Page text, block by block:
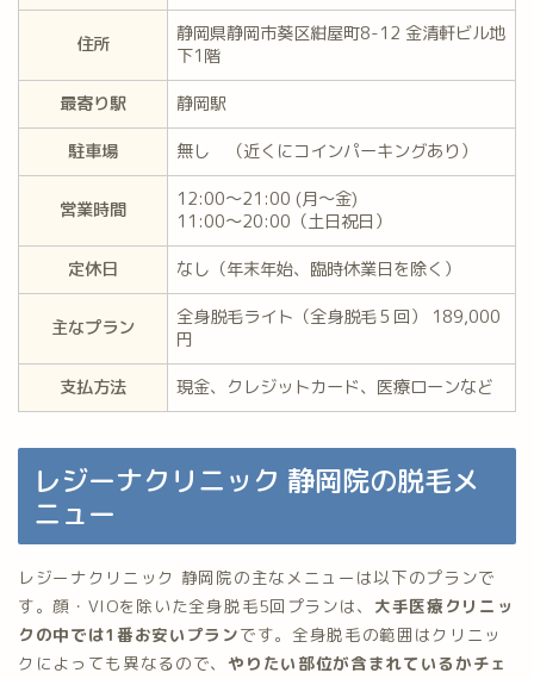
住所
静岡県静岡市葵区紺屋町8-12 金清軒ビル地
下1階
最寄り駅
静岡駅
駐車場
無し （近くにコインパーキングあり）
営業時間
12:00〜21:00 (月～金)
11:00〜20:00（土日祝日）
定休日
なし（年末年始、臨時休業日を除く）
主なプラン
全身脱毛ライト（全身脱毛５回） 189,000
円
支払方法
現金、クレジットカード、医療ローンなど
レジーナクリニック 静岡院の脱毛メ
ニュー
レジーナクリニック 静岡院の主なメニューは以下のプランで
す。顔・VIOを除いた全身脱毛5回プランは、 大手医療クリニッ
クの中では1番お安いプランです。全身脱毛の範囲はクリニッ
クによっても異なるので、やりたい部位が含まれているかチェ